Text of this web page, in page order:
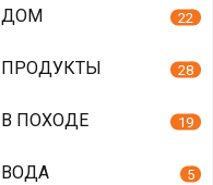
ДОМ 22
ПРОДУКТЫ 28
В ПОХОДЕ 19
ВОДА 5